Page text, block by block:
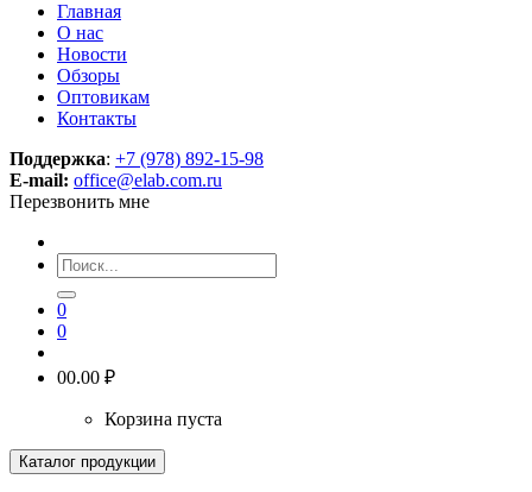
Главная
О нас
Новости
Обзоры
Оптовикам
Контакты
Поддержка: +7 (978) 892-15-98
E-mail: office@elab.com.ru
Перезвонить мне
0
0
00.00 ₽
Корзина пуста
Каталог продукции